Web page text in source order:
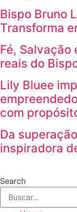
Bispo Bruno
Transforma
Fé, Salvação
reais do
Lily Bluee
com
Da
inspiradora
Search